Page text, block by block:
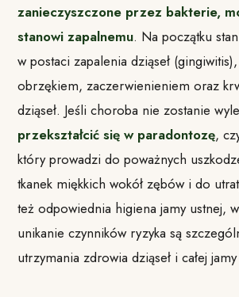
zanieczyszczone przez bakterie,
stanowi zapalnemu. Na początku
w postaci zapalenia dziąseł
obrzękiem, zaczerwienieniem oraz
dziąseł. Jeśli choroba nie zostanie
przekształcić się w paradontozę,
który prowadzi do poważnych
tkanek miękkich wokół zębów i do
też odpowiednia higiena jamy ustnej,
unikanie czynników ryzyka są
utrzymania zdrowia dziąseł i całej